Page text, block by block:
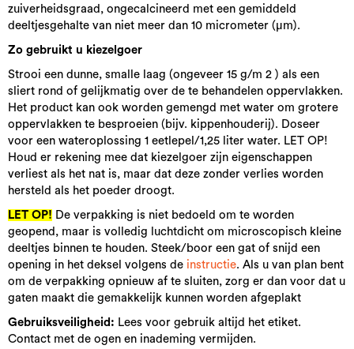
zuiverheidsgraad, ongecalcineerd met een gemiddeld
deeltjesgehalte van niet meer dan 10 micrometer (µm).
Zo gebruikt u kiezelgoer
Strooi een dunne, smalle laag (ongeveer 15 g/m 2 ) als een
sliert rond of gelijkmatig over de te behandelen oppervlakken.
Het product kan ook worden gemengd met water om grotere
oppervlakken te besproeien (bijv. kippenhouderij). Doseer
voor een wateroplossing 1 eetlepel/1,25 liter water. LET OP!
Houd er rekening mee dat kiezelgoer zijn eigenschappen
verliest als het nat is, maar dat deze zonder verlies worden
hersteld als het poeder droogt.
LET OP! De verpakking is niet bedoeld om te worden
geopend, maar is volledig luchtdicht om microscopisch kleine
deeltjes binnen te houden. Steek/boor een gat of snijd een
opening in het deksel volgens de instructie. Als u van plan bent
om de verpakking opnieuw af te sluiten, zorg er dan voor dat u
gaten maakt die gemakkelijk kunnen worden afgeplakt
Gebruiksveiligheid: Lees voor gebruik altijd het etiket.
Contact met de ogen en inademing vermijden.